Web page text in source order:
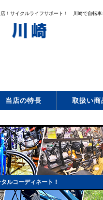
！サイクルライフサポート！ 川崎で自転
当店の特長 取扱い商
ルコーディネート！